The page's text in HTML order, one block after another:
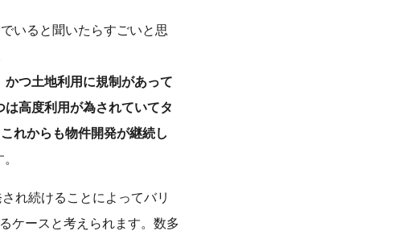
いると聞いたらすごいと思
つ土地利用に規制があって
高度利用が為されていてタ
れからも物件開発が継続し
れ続けることによってバリ
ケースと考えられます。数多